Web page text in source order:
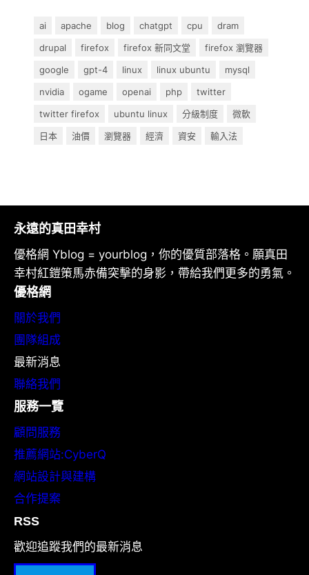
ai apache blog chatgpt cpu
dram
drupal
firefox firefox 新同文堂
firefox 瀏覽器
google
gpt-4 linux linux ubuntu
mysql
nvidia
ogame openai php
twitter
twitter firefox
ubuntu linux 分級制度
微軟
日本
油價 瀏覽器 經濟 資安 輸入法
永遠的真田幸村
優格網 Yblog = yourblog，你的優質部落格。願真田
幸村紅鎧策馬赤備突擊的身影，帶給我們更多的勇氣。
優格網
關於我們
團隊組成
最新消息
聯絡我們
服務一覽
顧問服務
推薦網站:CyberQ
網站設計與建構
合作提案
RSS
歡迎追蹤我們的最新消息